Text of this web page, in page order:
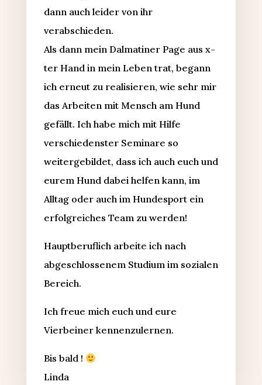
dann auch leider von ihr
verabschieden.
Als dann mein Dalmatiner Page aus x-
ter Hand in mein Leben trat, begann
ich erneut zu realisieren, wie sehr mir
das Arbeiten mit Mensch am Hund
gefällt. Ich habe mich mit Hilfe
verschiedenster Seminare so
weitergebildet, dass ich auch euch und
eurem Hund dabei helfen kann, im
Alltag oder auch im Hundesport ein
erfolgreiches Team zu werden!
Hauptberuflich arbeite ich nach
abgeschlossenem Studium im sozialen
Bereich.
Ich freue mich euch und eure
Vierbeiner kennenzulernen.
Bis bald !
Linda